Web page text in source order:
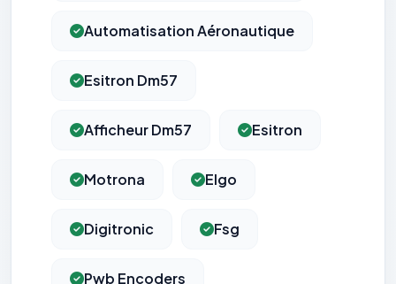
Automatisation Aéronautique
Esitron Dm57
Afficheur Dm57 Esitron
Motrona Elgo
Digitronic Fsg
Pwb Encoders